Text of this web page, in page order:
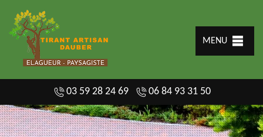
MENU
03 59 28 24 69 06 84 93 31 50